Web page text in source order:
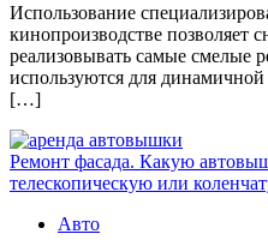
Использование
кинопроизводстве позволяет
реализовывать самые смелые
используются для
[…]
Ремонт фасада. Какую
телескопическую или
Авто